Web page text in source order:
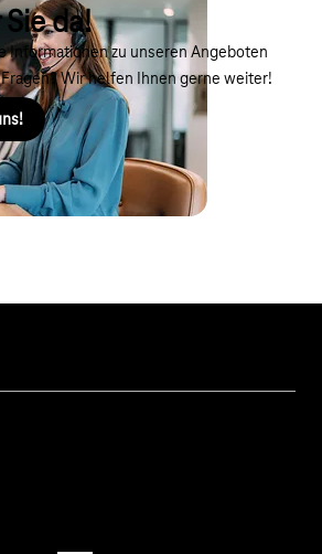
da!
Informationen zu unseren Angeboten
Wir helfen Ihnen gerne weiter!